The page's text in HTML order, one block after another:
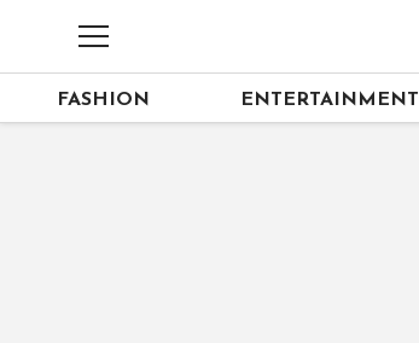
FASHION ENTERTAINMENT